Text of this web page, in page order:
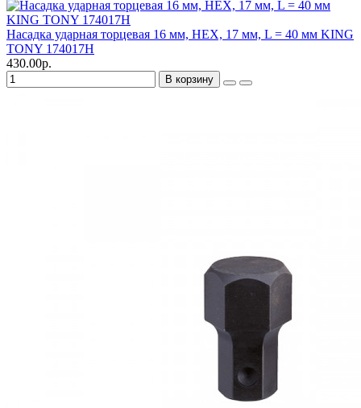
Насадка ударная торцевая 16 мм, HEX, 17 мм, L = 40 мм KING
TONY 174017H
430.00р.
В корзину